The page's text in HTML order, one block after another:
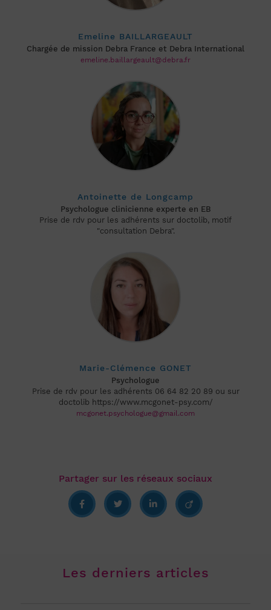
Emeline BAILLARGEAULT
Chargée de mission Debra France et Debra International
emeline.baillargeault@debra.fr
Antoinette de Longcamp
Psychologue clinicienne experte en EB
Prise de rdv pour les adhérents sur doctolib, motif
"consultation Debra".
Marie-Clémence GONET
Psychologue
Prise de rdv pour les adhérents 06 64 82 20 89 ou sur
doctolib https://www.mcgonet-psy.com/
mcgonet.psychologue@gmail.com
Les derniers articles